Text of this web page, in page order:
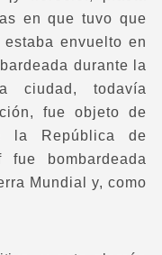
en que tuvo que
envuelto en
durante la
ciudad, todavía
fue objeto de
la República de
bombardeada
Mundial y, como